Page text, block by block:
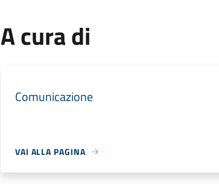
A cura di
Comunicazione
VAI ALLA PAGINA